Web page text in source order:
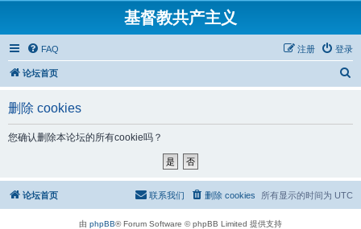
基督教共产主义
FAQ 登录
注册
论坛首页
删除 cookies
您确认删除本论坛的所有cookie吗？
论坛首页 所有显示的时间为 UTC
删除 cookies
联系我们
由 phpBB® Forum Software © phpBB Limited 提供支持